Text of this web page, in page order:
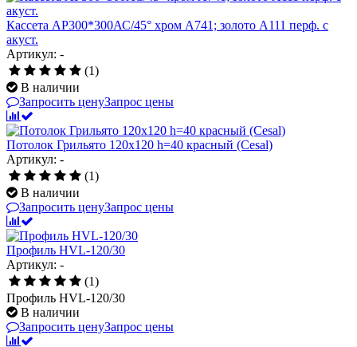
Кассета AP300*300АС/45° хром А741; золото А111 перф. с
акуст.
Артикул: -
(1)
В наличии
Запросить ценуЗапрос цены
Потолок Грильято 120x120 h=40 красный (Cesal)
Артикул: -
(1)
В наличии
Запросить ценуЗапрос цены
Профиль HVL-120/30
Артикул: -
(1)
Профиль HVL-120/30
В наличии
Запросить ценуЗапрос цены